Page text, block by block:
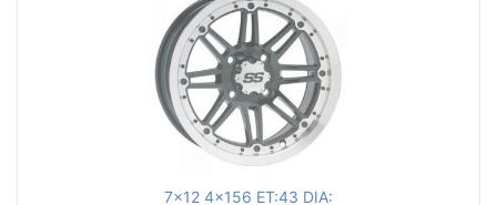
7x12 4x156 ET:43 DIA: